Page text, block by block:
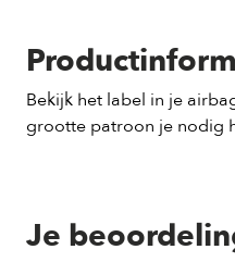
Bekijk het label in je
grootte patroon je nodig
Je